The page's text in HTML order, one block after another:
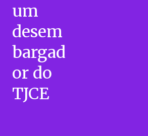
um
desem
bargad
or do
TJCE